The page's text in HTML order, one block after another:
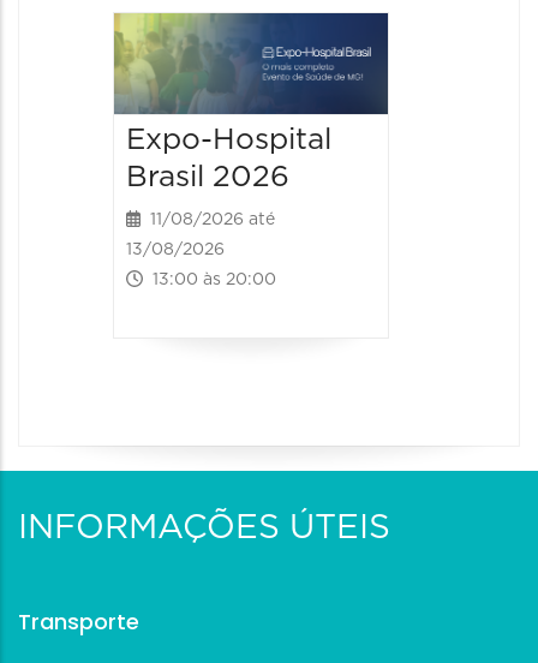
Expo-Hospital
Brasil 2026
11/08/2026 até
13/08/2026
13:00 às 20:00
INFORMAÇÕES ÚTEIS
Transporte